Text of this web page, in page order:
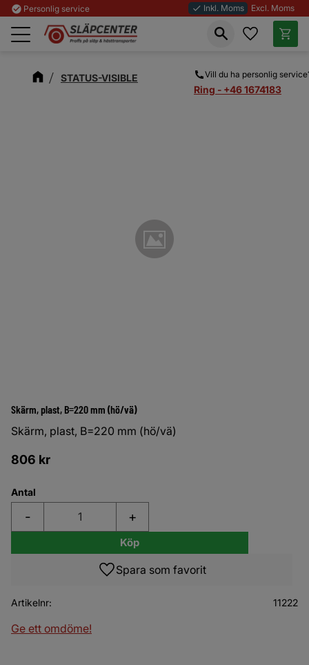
Meny
check_circle Personlig service done Inkl. Moms Excl. Moms
Vill du ha personlig
Ring - +46 1674183
Favoriter
STATUS-VISIBLE
Skärm, plast, B=220 mm (hö/vä)
Skärm, plast, B=220 mm (hö/vä)
806 kr
Antal
+
-
Köp
Lägg till i favoriter
Artikelnr 11222
Ge ett omdöme!